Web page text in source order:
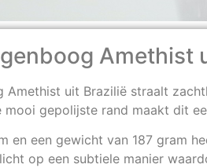
Amethist
Amethist uit Brazilië straalt
mooi gepolijste rand maakt dit
en een gewicht van 187 gram
op een subtiele manier